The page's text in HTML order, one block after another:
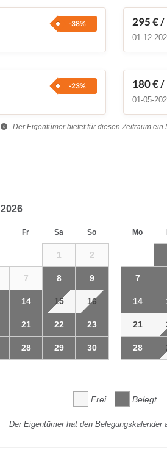
-38%
295 €/
01-12-
-23%
180 €/
01-05-
Der Eigentümer bietet für diesen Zeitraum ein
2026
Fr Sa So
1 2
7 8 9
14 15 16
21 22 23
28 29 30
Mo
7
14
21
28
Frei Belegt
Der Eigentümer hat den Belegungskalender